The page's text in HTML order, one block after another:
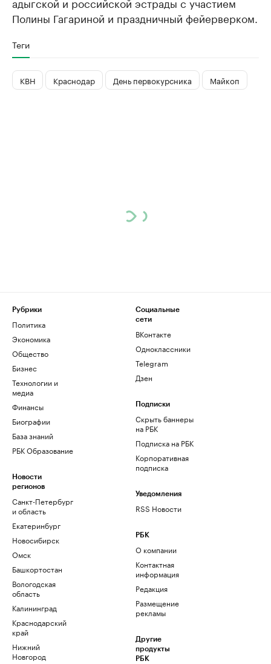
Полины Гагариной и праздничный фейерверком.
Теги
КВН Краснодар День первокурсника Майкоп
Рубрики
Политика
Экономика
Общество
Бизнес
Технологии и
медиа
Финансы
Биографии
База знаний
РБК Образование
Новости
регионов
Санкт-Петербург
и область
Екатеринбург
Новосибирск
Омск
Башкортостан
Вологодская
область
Калининград
Краснодарский
край
Нижний
Новгород
Социальные
сети
ВКонтакте
Одноклассники
Telegram
Дзен
Подписки
Скрыть баннеры
на РБК
Подписка на РБК
Корпоративная
подписка
Уведомления
RSS Новости
РБК
О компании
Контактная
информация
Редакция
Размещение
рекламы
Другие
продукты
РБК